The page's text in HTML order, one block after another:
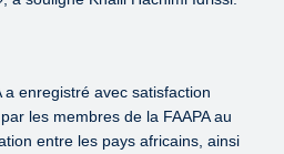
a enregistré avec satisfaction
les membres de la FAAPA au
entre les pays africains, ainsi